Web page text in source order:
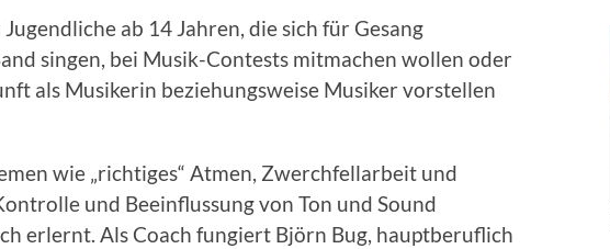
ab 14 Jahren, die sich für Gesang
singen, bei Musik-Contests mitmachen wollen oder
als Musikerin beziehungsweise Musiker vorstellen
wie „richtiges“ Atmen, Zwerchfellarbeit und
und Beeinflussung von Ton und Sound
erlernt. Als Coach fungiert Björn Bug, hauptberuflich